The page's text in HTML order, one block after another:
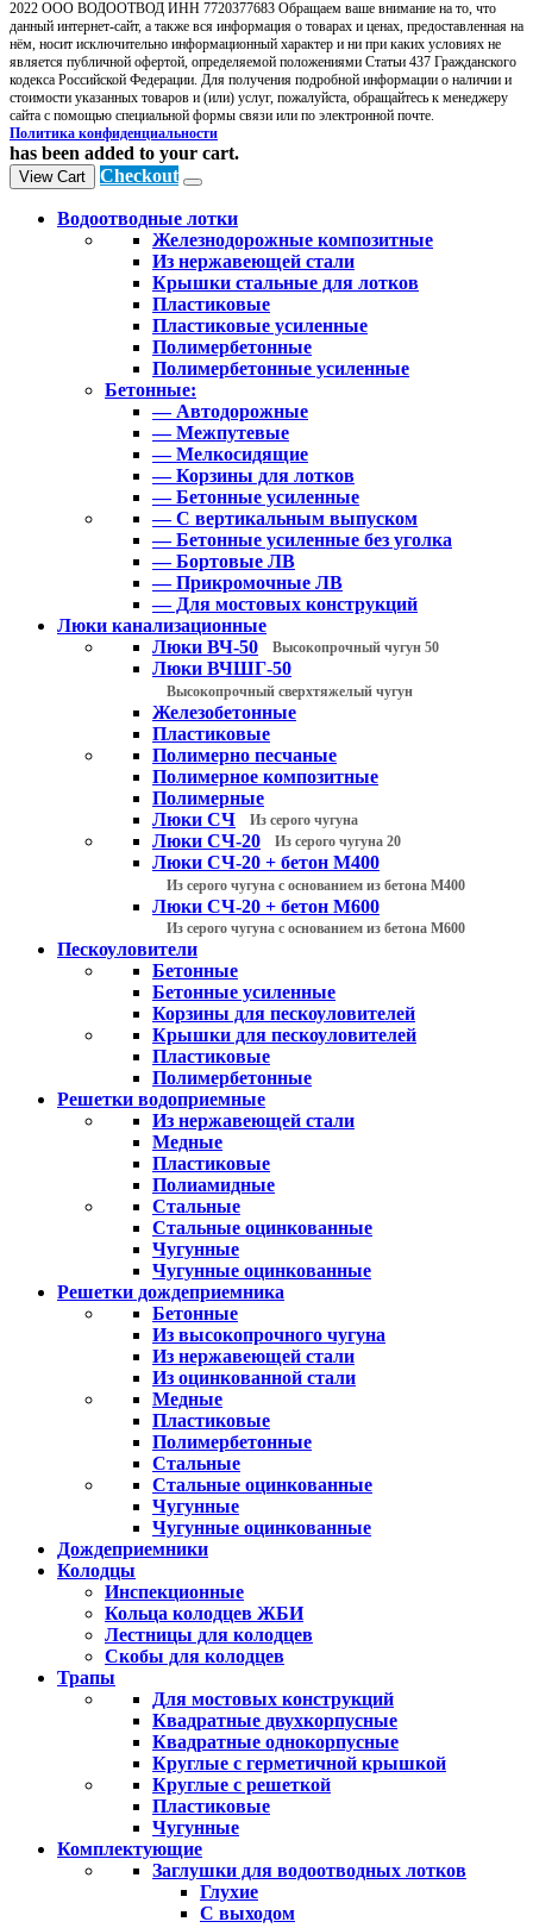
2022 ООО ВОДООТВОД ИНН 7720377683 Обращаем ваше внимание на то, что
данный интернет-сайт, а также вся информация о товарах и ценах, предоставленная на
нём, носит исключительно информационный характер и ни при каких условиях не
является публичной офертой, определяемой положениями Статьи 437 Гражданского
кодекса Российской Федерации. Для получения подробной информации о наличии и
стоимости указанных товаров и (или) услуг, пожалуйста, обращайтесь к менеджеру
сайта с помощью специальной формы связи или по электронной почте.
Политика конфиденциальности
has been added to your cart.
View Cart Checkout
Водоотводные лотки
Железнодорожные композитные
Из нержавеющей стали
Крышки стальные для лотков
Пластиковые
Пластиковые усиленные
Полимербетонные
Полимербетонные усиленные
Бетонные:
— Автодорожные
— Межпутевые
— Мелкосидящие
— Корзины для лотков
— Бетонные усиленные
— С вертикальным выпуском
— Бетонные усиленные без уголка
— Бортовые ЛВ
— Прикромочные ЛВ
— Для мостовых конструкций
Люки канализационные
Люки ВЧ-50
Высокопрочный чугун 50
Люки ВЧШГ-50
Высокопрочный сверхтяжелый чугун
Железобетонные
Пластиковые
Полимерно песчаные
Полимерное композитные
Полимерные
Люки СЧ
Из серого чугуна
Люки СЧ-20 Из серого чугуна 20
Люки СЧ-20 + бетон М400
Из серого чугуна с основанием из бетона М400
Люки СЧ-20 + бетон М600
Из серого чугуна с основанием из бетона М600
Пескоуловители
Бетонные
Бетонные усиленные
Корзины для пескоуловителей
Крышки для пескоуловителей
Пластиковые
Полимербетонные
Решетки водоприемные
Из нержавеющей стали
Медные
Пластиковые
Полиамидные
Стальные
Стальные оцинкованные
Чугунные
Чугунные оцинкованные
Решетки дождеприемника
Бетонные
Из высокопрочного чугуна
Из нержавеющей стали
Из оцинкованной стали
Медные
Пластиковые
Полимербетонные
Стальные
Стальные оцинкованные
Чугунные
Чугунные оцинкованные
Дождеприемники
Колодцы
Инспекционные
Кольца колодцев ЖБИ
Лестницы для колодцев
Скобы для колодцев
Трапы
Для мостовых конструкций
Квадратные двухкорпусные
Квадратные однокорпусные
Круглые с герметичной крышкой
Круглые с решеткой
Пластиковые
Чугунные
Комплектующие
Заглушки для водоотводных лотков
Глухие
С выходом